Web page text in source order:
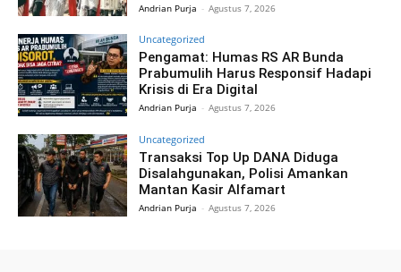
Andrian Purja - Agustus 7, 2026
Uncategorized
Pengamat: Humas RS AR Bunda
Prabumulih Harus Responsif Hadapi
Krisis di Era Digital
Andrian Purja - Agustus 7, 2026
Uncategorized
Transaksi Top Up DANA Diduga
Disalahgunakan, Polisi Amankan
Mantan Kasir Alfamart
Andrian Purja - Agustus 7, 2026